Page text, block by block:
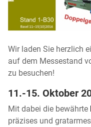
Wir laden Sie herzlich
auf dem Messestand
zu besuchen!
11.-15. Oktober
Mit dabei die bewährte
präzises und